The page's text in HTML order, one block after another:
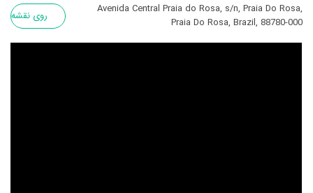
Avenida Central Praia do Rosa, s/n, Praia Do Rosa,
Praia Do Rosa, Brazil, 88780-000
روی نقشه